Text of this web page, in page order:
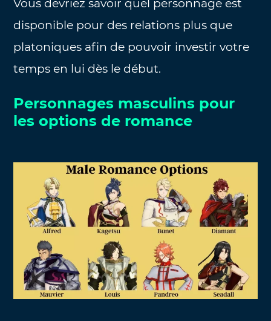
Vous devriez savoir quel personnage est
disponible pour des relations plus que
platoniques afin de pouvoir investir votre
temps en lui dès le début.
Personnages masculins pour
les options de romance